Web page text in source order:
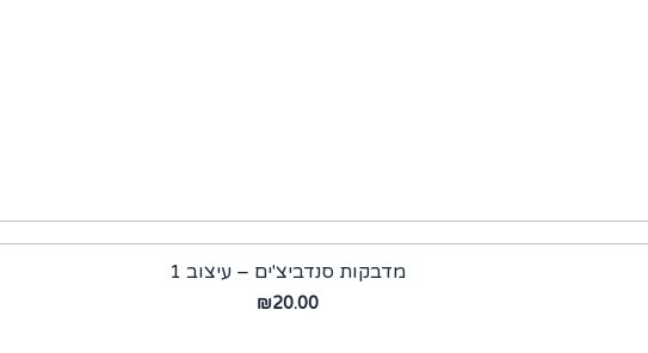
מדבקות סנדביצ'ים – עיצוב 1
₪20.00